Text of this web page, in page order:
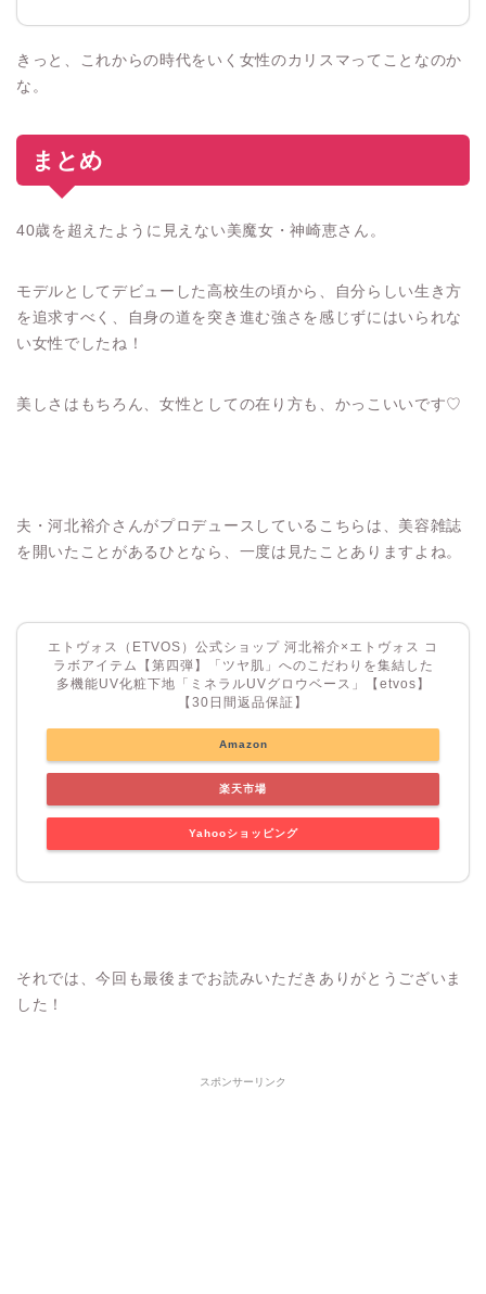
きっと、これからの時代をいく女性のカリスマってことなのか
な。
まとめ
40歳を超えたように見えない美魔女・神崎恵さん。
モデルとしてデビューした高校生の頃から、自分らしい生き方
を追求すべく、自身の道を突き進む強さを感じずにはいられな
い女性でしたね！
美しさはもちろん、女性としての在り方も、かっこいいです♡
夫・河北裕介さんがプロデュースしているこちらは、美容雑誌
を開いたことがあるひとなら、一度は見たことありますよね。
エトヴォス（ETVOS）公式ショップ 河北裕介×エトヴォス コ
ラボアイテム【第四弾】「ツヤ肌」へのこだわりを集結した
多機能UV化粧下地「ミネラルUVグロウベース」【etvos】
【30日間返品保証】
Amazon
楽天市場
Yahooショッピング
それでは、今回も最後までお読みいただきありがとうございま
した！
スポンサーリンク